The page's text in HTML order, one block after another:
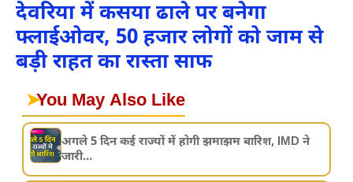
देवरिया में कसया ढाले पर बनेगा
फ्लाईओवर, 50 हजार लोगों को जाम से
बड़ी राहत का रास्ता साफ
➤You May Also Like
अगले 5 दिन कई राज्यों में होगी झमाझम बारिश, IMD ने
जारी...